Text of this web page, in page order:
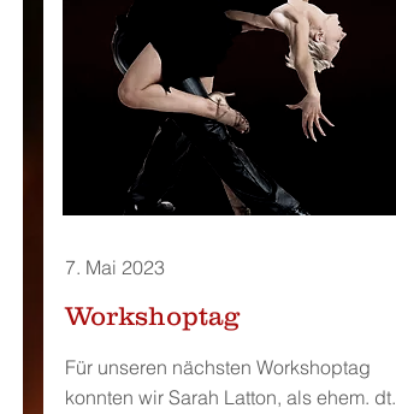
7. Mai 2023
Workshoptag
Für unseren nächsten Workshoptag
konnten wir Sarah Latton, als ehem. dt.